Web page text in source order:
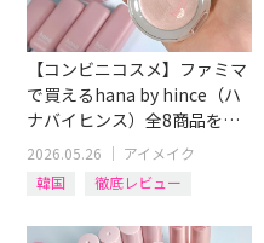
【コンビニコスメ】ファミマ
で買えるhana by hince（ハ
ナバイヒンス）全8商品をイ
エベ・ブルベ別レビュー
2026.05.26 ｜ アイメイク
韓国
徹底レビュー